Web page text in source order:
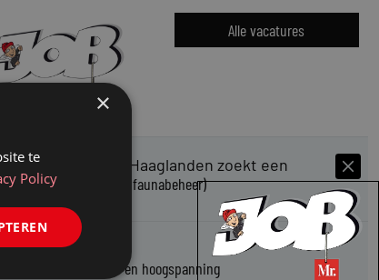
Alle vacatures
Haaglanden zoekt een
Omgevingsrecht (faunabeheer)
zoekt een
Rentmeester midden- en hoogspanning
×
te
Policy